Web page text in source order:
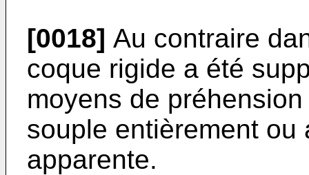
[0018] Au contraire
coque rigide a été
moyens de
souple entièrement ou
apparente.